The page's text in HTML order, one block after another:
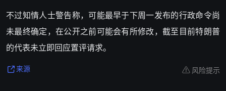
不过知情人士警告称，可能最早于下周一发布的行政命令尚
未最终确定，在公开之前可能会有所修改，截至目前特朗普
的代表未立即回应置评请求。
来源 风险提示